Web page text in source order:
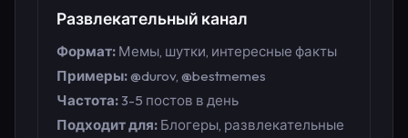
Развлекательный канал
Формат: Мемы, шутки, интересные факты
Примеры:@durov, @bestmemes
Частота:3-5 постов в день
Подходит для: Блогеры, развлекательные